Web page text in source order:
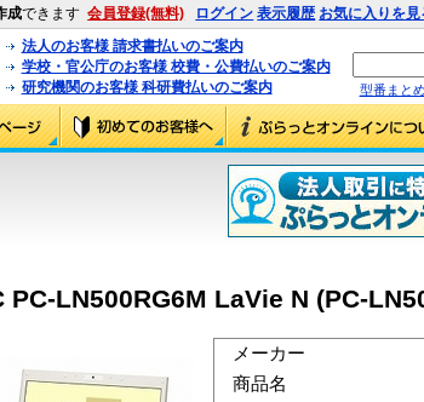
成できます 会員登録(無料) ログイン 表示履歴 お気に入りを見
法人のお客様 請求書払いのご案内
学校・官公庁のお客様 校費・公費払いのご案内
研究機関のお客様 科研費払いのご案内
型番まと
PC-LN500RG6M LaVie N (PC-
メーカー
商品名